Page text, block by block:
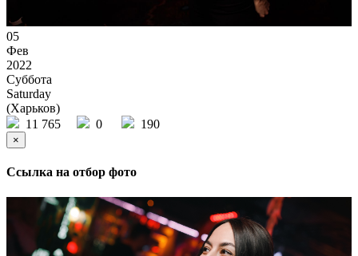
05
Фев
2022
Суббота
Saturday
(Харьков)
11 765
0 190
×
Ссылка на отбор фото